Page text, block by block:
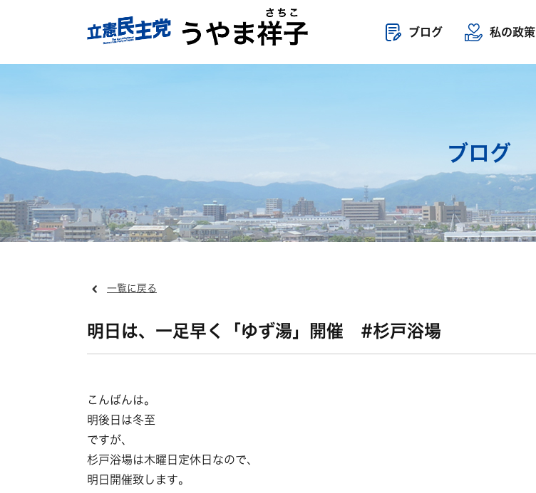
ブログ 私の政策
ブログ
一覧に戻る
明日は、一足早く「ゆず湯」開催 #杉戸浴場
こんばんは。
明後日は冬至
ですが、
杉戸浴場は木曜日定休日なので、
明日開催致します。